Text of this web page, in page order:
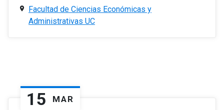
Facultad de Ciencias Económicas y
Administrativas UC
15 MAR